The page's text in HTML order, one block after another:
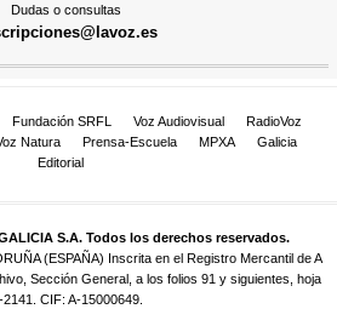
Dudas o consultas
Fundación SRFL Voz Audiovisual
RadioVoz
Natura Prensa-Escuela MPXA
Galicia
Editorial
S.A. Todos los derechos reservados.
(ESPAÑA) Inscrita en el Registro Mercantil de A
Sección General, a los folios 91 y siguientes, hoja
2141. CIF: A-15000649.